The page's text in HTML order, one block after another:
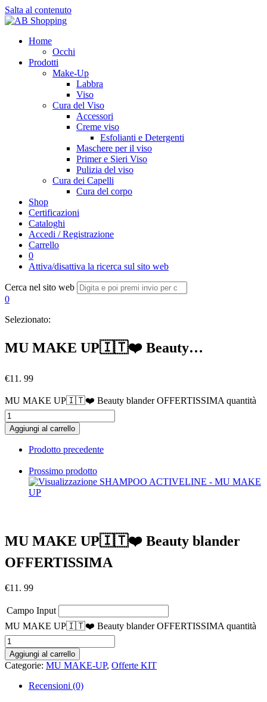
Salta al contenuto
Home
Occhi
Prodotti
Make-Up
Labbra
Viso
Cura del Viso
Accessori
Creme viso
Esfolianti e Detergenti
Maschere per il viso
Primer e Sieri Viso
Pulizia del viso
Cura dei Capelli
Cura del corpo
Shop
Certificazioni
Cataloghi
Accedi / Registrazione
Carrello
0
Attiva/disattiva la ricerca sul sito web
Cerca nel sito web
0
Selezionato:
MU MAKE UP🇮🇹❤️ Beauty…
€11. 99
MU MAKE UP🇮🇹❤️ Beauty blander OFFERTISSIMA quantità
Aggiungi al carrello
Prodotto precedente
Prossimo prodotto
MU MAKE UP🇮🇹❤️ Beauty blander
OFFERTISSIMA
€11. 99
Campo Input
MU MAKE UP🇮🇹❤️ Beauty blander OFFERTISSIMA quantità
Aggiungi al carrello
Categorie: MU MAKE-UP, Offerte KIT
Recensioni (0)